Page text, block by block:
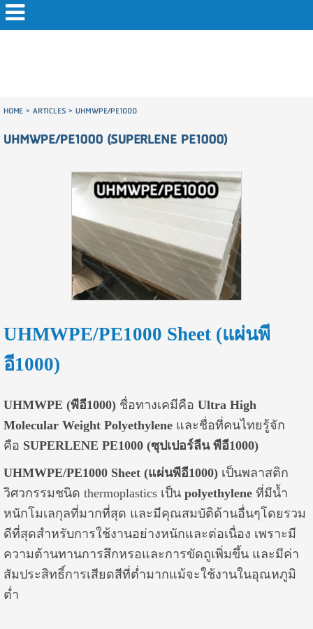
HOME> ARTICLES> UHMWPE/PE1000
UHMWPE/PE1000 (SUPERLENE PE1000)
UHMWPE/PE1000 Sheet (แผ่นพี
อี1000)
UHMWPE (พีอี1000)ชื่อทางเคมีคือ Ultra High
Molecular Weight Polyethyleneและชื่อที่คนไทยรู้จัก
คือ SUPERLENE PE1000 (ซุปเปอร์ลีน พีอี1000)
UHMWPE/PE1000 Sheet (แผ่นพีอี1000)เป็นพลาสติก
วิศวกรรมชนิด thermoplastics เป็น polyethyleneที่มีน้ำ
หนักโมเลกุลที่มากที่สุด และมีคุณสมบัติด้านอื่นๆโดยรวม
ดีที่สุดสำหรับการใช้งานอย่างหนักและต่อเนื่อง เพราะมี
ความต้านทานการสึกหรอและการขัดถูเพิ่มขึ้น และมีค่า
สัมประสิทธิ์การเสียดสีที่ต่ำมากแม้จะใช้งานในอุณหภูมิ
ต่ำ